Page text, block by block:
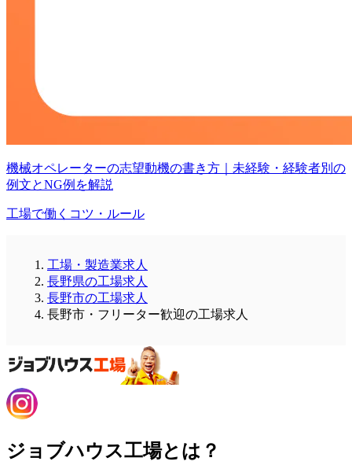
機械オペレーターの志望動機の書き方｜未経験・経験者別の
例文とNG例を解説
工場で働くコツ・ルール
工場・製造業求人
長野県の工場求人
長野市の工場求人
長野市・フリーター歓迎の工場求人
ジョブハウス工場とは？